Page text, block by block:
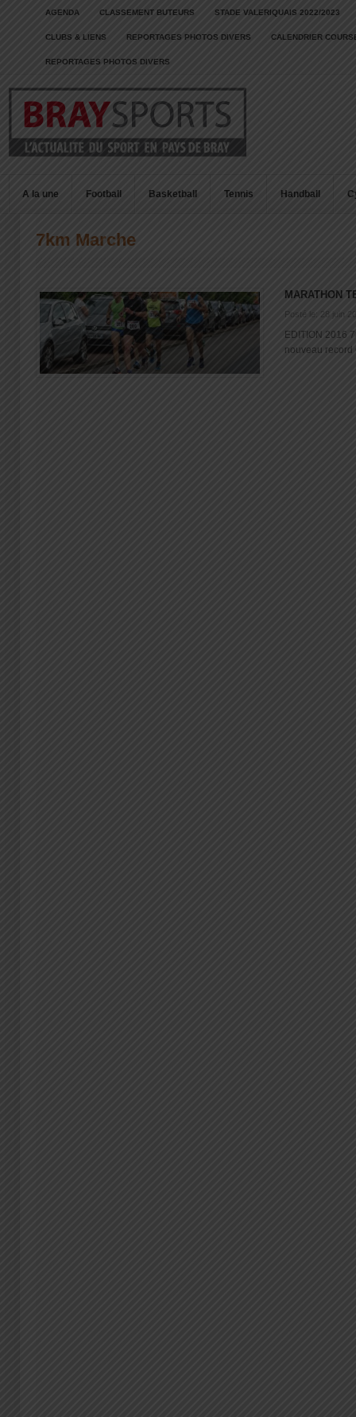
AGENDA CLASSEMENT BUTEURS STADE VALERIQUAIS 2022/2023
CLUBS & LIENS REPORTAGES PHOTOS DIVERS CALENDRIER
REPORTAGES PHOTOS DIVERS
A la une Football Basketball Tennis Handball
7km Marche
MARATHON
Posté le: 28 juin
EDITION 2016
nouveau record